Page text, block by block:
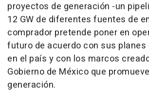
proyectos de generación -un
12 GW de diferentes fuentes de
comprador pretende poner en
futuro de acuerdo con sus planes
en el país y con los marcos
Gobierno de México que
generación.